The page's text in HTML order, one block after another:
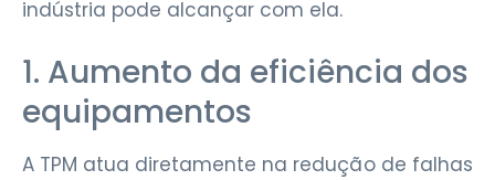
indústria pode alcançar com ela.
1. Aumento da eficiência dos
equipamentos
A TPM atua diretamente na redução de falhas